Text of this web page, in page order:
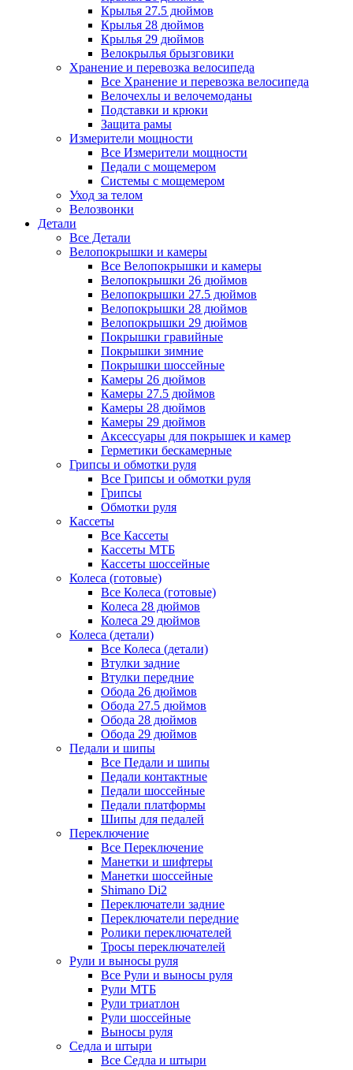
Крылья 27.5 дюймов
Крылья 28 дюймов
Крылья 29 дюймов
Велокрылья брызговики
Хранение и перевозка велосипеда
Все Хранение и перевозка велосипеда
Велочехлы и велочемоданы
Подставки и крюки
Защита рамы
Измерители мощности
Все Измерители мощности
Педали с мощемером
Системы с мощемером
Уход за телом
Велозвонки
Детали
Все Детали
Велопокрышки и камеры
Все Велопокрышки и камеры
Велопокрышки 26 дюймов
Велопокрышки 27.5 дюймов
Велопокрышки 28 дюймов
Велопокрышки 29 дюймов
Покрышки гравийные
Покрышки зимние
Покрышки шоссейные
Камеры 26 дюймов
Камеры 27.5 дюймов
Камеры 28 дюймов
Камеры 29 дюймов
Аксессуары для покрышек и камер
Герметики бескамерные
Грипсы и обмотки руля
Все Грипсы и обмотки руля
Грипсы
Обмотки руля
Кассеты
Все Кассеты
Кассеты МТБ
Кассеты шоссейные
Колеса (готовые)
Все Колеса (готовые)
Колеса 28 дюймов
Колеса 29 дюймов
Колеса (детали)
Все Колеса (детали)
Втулки задние
Втулки передние
Обода 26 дюймов
Обода 27.5 дюймов
Обода 28 дюймов
Обода 29 дюймов
Педали и шипы
Все Педали и шипы
Педали контактные
Педали шоссейные
Педали платформы
Шипы для педалей
Переключение
Все Переключение
Манетки и шифтеры
Манетки шоссейные
Shimano Di2
Переключатели задние
Переключатели передние
Ролики переключателей
Тросы переключателей
Рули и выносы руля
Все Рули и выносы руля
Рули МТБ
Рули триатлон
Рули шоссейные
Выносы руля
Седла и штыри
Все Седла и штыри